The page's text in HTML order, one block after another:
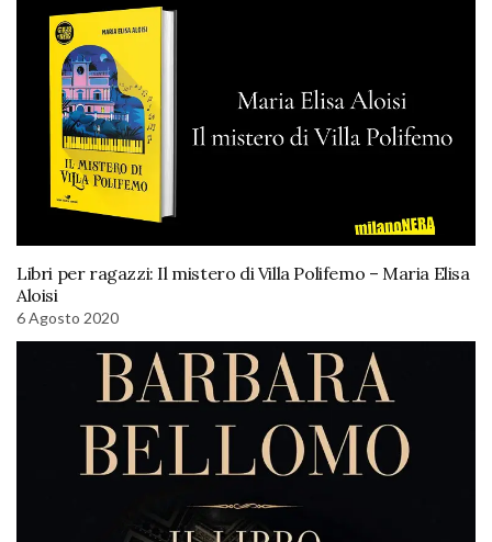
Libri per ragazzi: Il mistero di Villa Polifemo – Maria Elisa
Aloisi
6 Agosto 2020